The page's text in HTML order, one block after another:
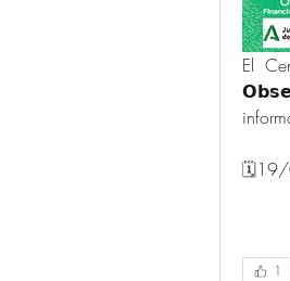
El
🗓️19/
1